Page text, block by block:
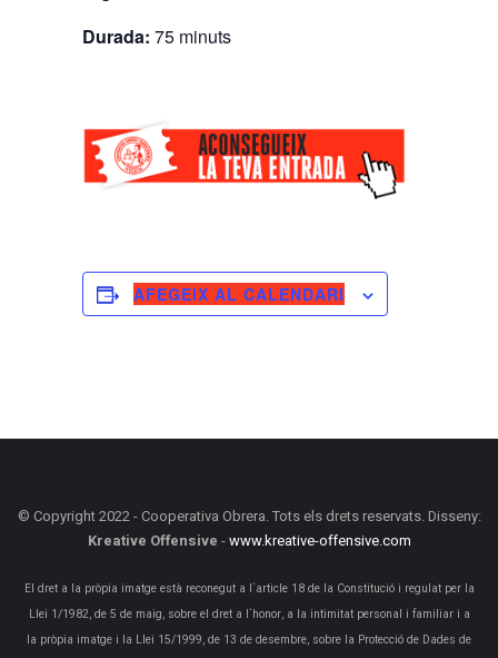
Durada: 75 minuts
AFEGEIX AL CALENDARI
© Copyright 2022 - Cooperativa Obrera. Tots els drets reservats. Disseny:
Kreative Offensive -www.kreative-offensive.com
El dret a la pròpia imatge està reconegut a l´article 18 de la Constitució i regulat per la
Llei 1/1982, de 5 de maig, sobre el dret a l´honor, a la intimitat personal i familiar i a
la pròpia imatge i la Llei 15/1999, de 13 de desembre, sobre la Protecció de Dades de